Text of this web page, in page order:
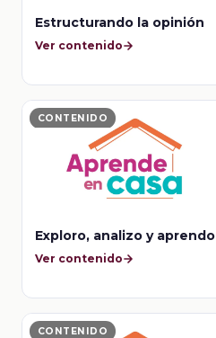
Estructurando la opinión
Ver contenido
CONTENIDO
Exploro, analizo y aprendo
Ver contenido
CONTENIDO